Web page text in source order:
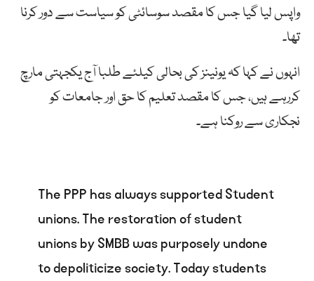
واپس لیا گیا جس کا مقصد سوسائٹی کو سیاست سے دور کرنا
تھا۔
انہوں نے کہا کہ یونینز کی بحالی کیلئے طلبا آج یکجہتی مارچ
کررہے ہیں، جس کا مقصد تعلیم کا حق اور جامعات کو
نجکاری سے روکنا ہے۔
The PPP has always supported Student
unions. The restoration of student
unions by SMBB was purposely undone
to depoliticize society. Today students